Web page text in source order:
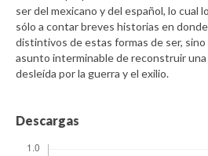
ser del mexicano y del español, lo cual
sólo a contar breves historias en
distintivos de estas formas de ser,
asunto interminable de reconstruir una
desleída por la guerra y el exilio.
Descargas